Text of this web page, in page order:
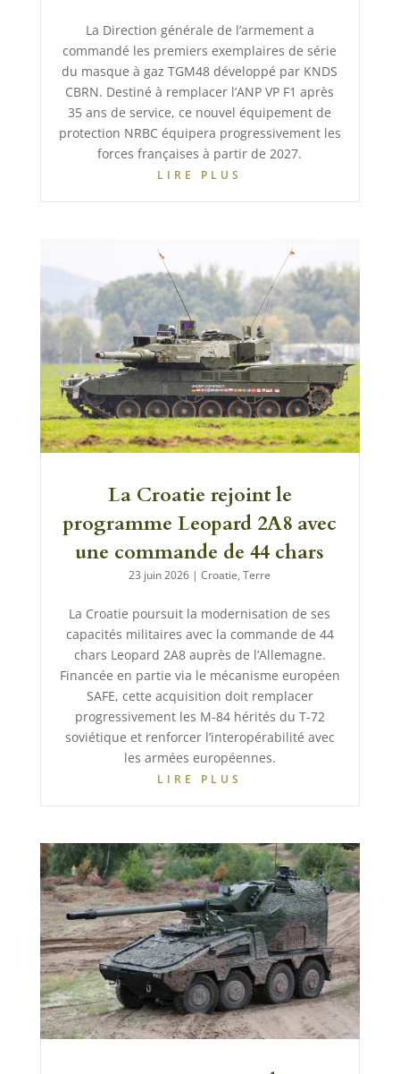
La Direction générale de l’armement a
commandé les premiers exemplaires de série
du masque à gaz TGM48 développé par KNDS
CBRN. Destiné à remplacer l’ANP VP F1 après
35 ans de service, ce nouvel équipement de
protection NRBC équipera progressivement les
forces françaises à partir de 2027.
LIRE PLUS
La Croatie rejoint le
programme Leopard 2A8 avec
une commande de 44 chars
23 juin 2026 |Croatie,Terre
La Croatie poursuit la modernisation de ses
capacités militaires avec la commande de 44
chars Leopard 2A8 auprès de l’Allemagne.
Financée en partie via le mécanisme européen
SAFE, cette acquisition doit remplacer
progressivement les M-84 hérités du T-72
soviétique et renforcer l’interopérabilité avec
les armées européennes.
LIRE PLUS